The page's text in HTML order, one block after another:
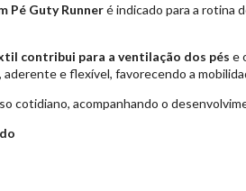
Pé Guty Runneré indicado para a rotina
contribui para a ventilação dos pés e
, aderente e flexível, favorecendo a
cotidiano, acompanhando o